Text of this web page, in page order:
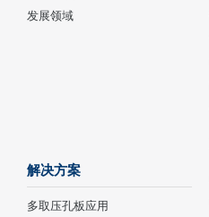
发展领域
解决方案
多取压孔板应用